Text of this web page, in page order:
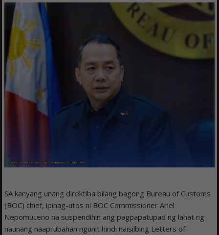
SA kanyang unang direktiba bilang bagong Bureau of Customs
(BOC) chief, ipinag-utos ni BOC Commissioner Ariel
Nepomuceno na suspendihin ang pagpapatupad ng lahat ng
naunang naaprubahan ngunit hindi naisilbing Letters of